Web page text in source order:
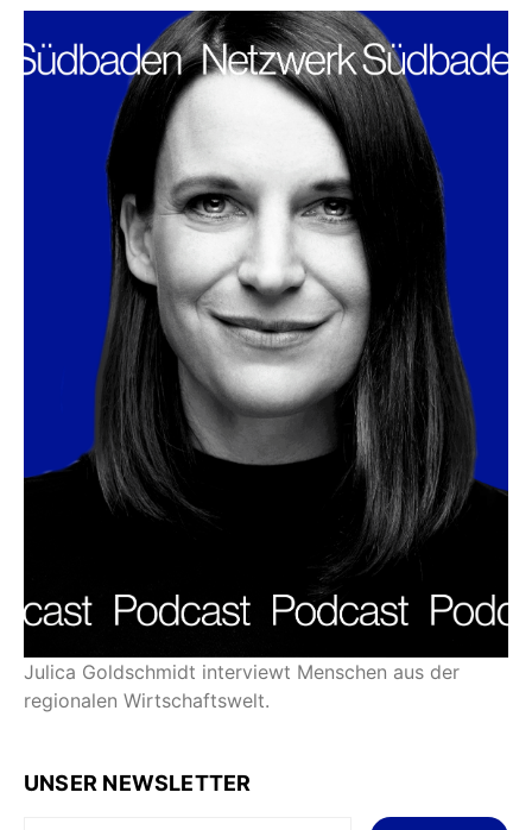
Julica Goldschmidt interviewt Menschen aus der
regionalen Wirtschaftswelt.
UNSER NEWSLETTER